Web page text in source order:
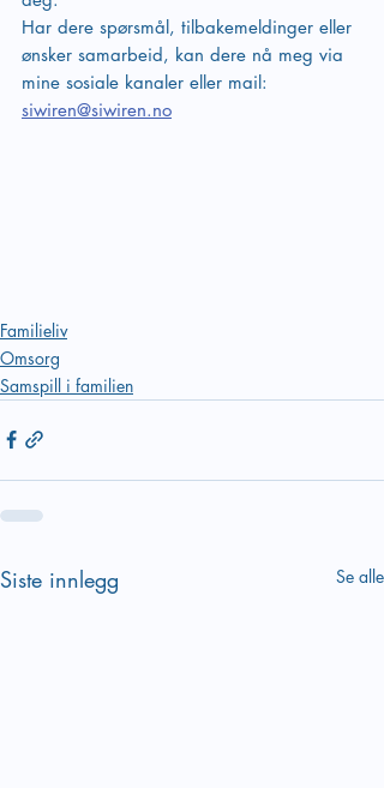
Har dere spørsmål, tilbakemeldinger eller
ønsker samarbeid, kan dere nå meg via
mine sosiale kanaler eller mail:
siwiren@siwiren.no
Familieliv
Omsorg
Samspill i familien
Siste innlegg Se alle